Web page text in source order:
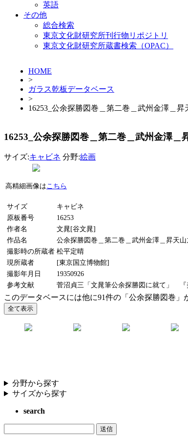
英語
その他
総合検索
東京文化財研究所刊行物リポジトリ
東京文化財研究所蔵書検索（OPAC）
HOME
>
ガラス乾板データベース
>
16253_公余探勝図巻＿第二巻＿武州金澤＿
16253_公余探勝図巻＿第二巻＿武州金澤＿
サイズ:キャビネ 分野:絵画
高精細画像はこちら
サイズ
キャビネ
原板番号
16253
作者名
文晁[谷文晁]
作品名
公余探勝図巻＿第二巻＿武州金澤＿昇天
撮影時の所蔵者 松平定晴
現所蔵者
[東京国立博物館]
撮影年月日
19350926
参考文献
菅沼貞三「文晁筆公余探勝図に就て」 『
このデータベースには他に91件の「公余探勝図巻」
分野から探す
サイズから探す
search